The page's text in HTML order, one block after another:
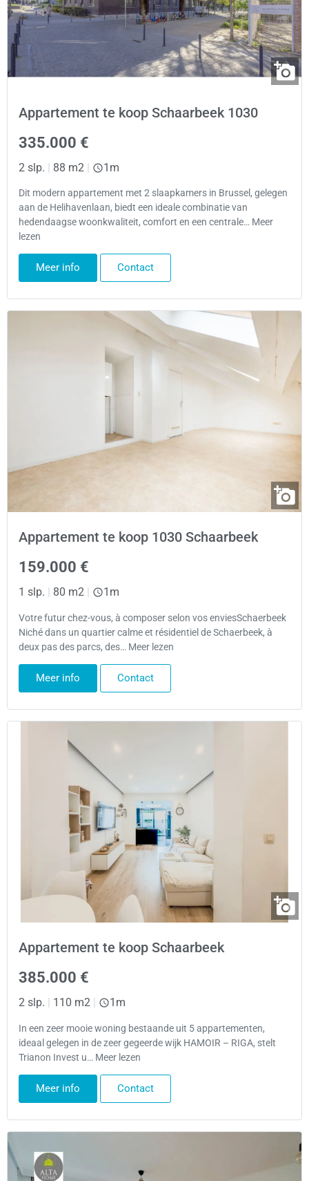
Appartement te koop Schaarbeek 1030
335.000 €
2 slp. | 88 m2 | 1m
Dit modern appartement met 2 slaapkamers in Brussel, gelegen
aan de Helihavenlaan, biedt een ideale combinatie van
hedendaagse woonkwaliteit, comfort en een centrale… Meer
lezen
Meer info Contact
Appartement te koop 1030 Schaarbeek
159.000 €
1 slp. 80 m2 1m
Votre futur chez-vous, à composer selon vos enviesSchaerbeek
Niché dans un quartier calme et résidentiel de Schaerbeek, à
deux pas des parcs, des… Meer lezen
Meer info Contact
Appartement te koop Schaarbeek
385.000 €
2 slp. | 110 m2 | 1m
In een zeer mooie woning bestaande uit 5 appartementen,
ideaal gelegen in de zeer gegeerde wijk HAMOIR – RIGA, stelt
Trianon Invest u… Meer lezen
Meer info Contact